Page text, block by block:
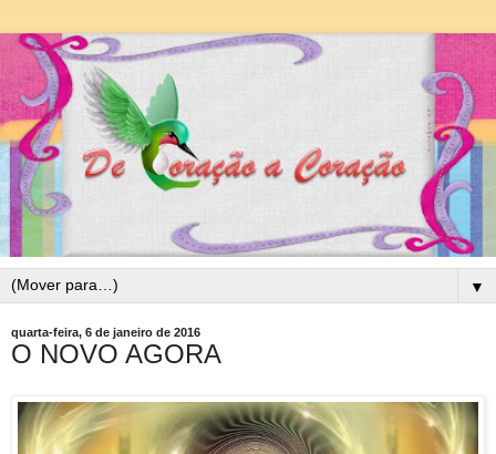
▼
quarta-feira, 6 de janeiro de 2016
O NOVO AGORA